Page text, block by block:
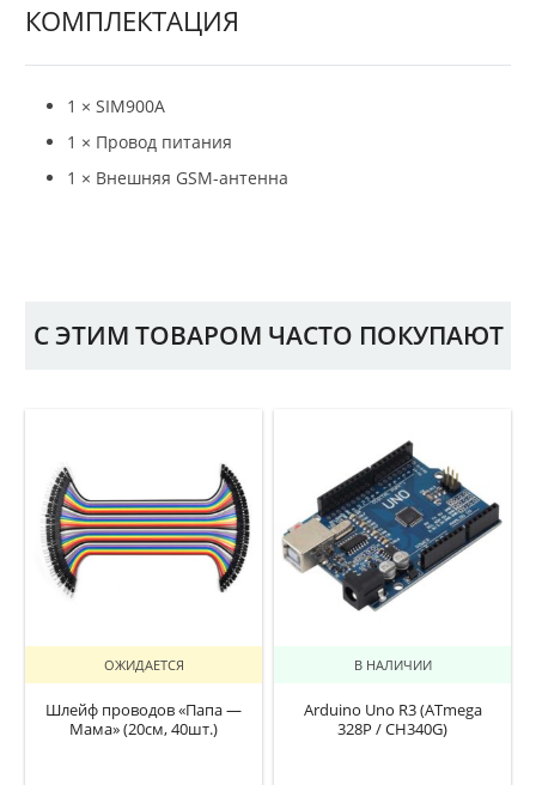
КОМПЛЕКТАЦИЯ
1 × SIM900A
1 × Провод питания
1 × Внешняя GSM-антенна
С ЭТИМ ТОВАРОМ ЧАСТО ПОКУПАЮТ
ОЖИДАЕТСЯ
Шлейф проводов «Папа —
Мама» (20см, 40шт.)
В НАЛИЧИИ
Arduino Uno R3 (ATmega
328P / CH340G)